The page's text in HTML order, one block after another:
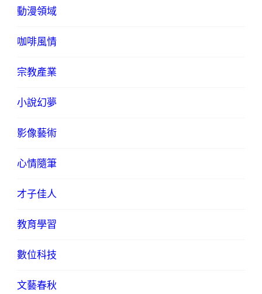
動漫領域
咖啡風情
宗教產業
小說幻夢
影像藝術
心情隨筆
才子佳人
教育學習
數位科技
文藝春秋